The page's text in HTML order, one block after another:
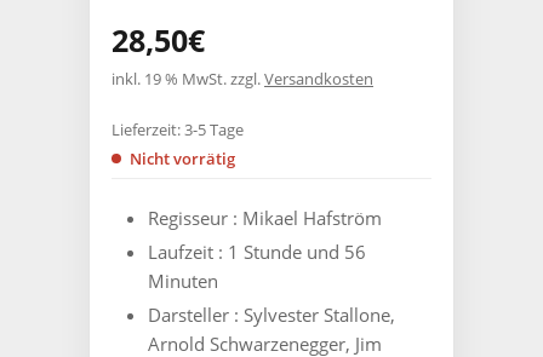
28,50€
inkl. 19 % MwSt.zzgl.Versandkosten
Regisseur : Mikael Hafström
Laufzeit : 1 Stunde und 56
Minuten
Darsteller : Sylvester Stallone,
Arnold Schwarzenegger, Jim
Lieferzeit:3-5 Tage
Nicht vorrätig